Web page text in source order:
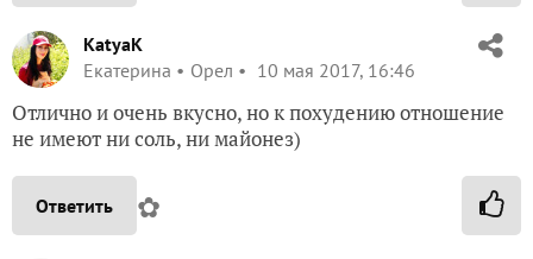
KatyaK
Екатерина
Орел 10 мая 2017, 16:46
Отлично и очень вкусно, но к похудению отношение
не имеют ни соль, ни майонез)
Ответить ✿